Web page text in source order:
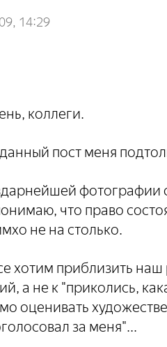
14:29
коллеги.
пост меня
фотографии
что право
не на столько.
хотим приблизить
а не к "приколись,
оценивать
за меня"...